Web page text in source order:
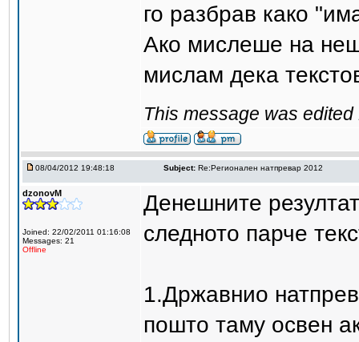
го разбрав како
Ако мислеше на
мислам дека
This message was
08/04/2012 19:48:18 Subject: Re:Регионален натпревар 2012
dzonovM
Joined: 22/02/2011 01:16:08
Messages: 21
Offline
Денешните
следното парче
1.Државнио
пошто таму освен